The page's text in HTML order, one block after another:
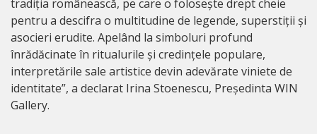
tradiția românească, pe care o folosește drept cheie
pentru a descifra o multitudine de legende, superstiții și
asocieri erudite. Apelând la simboluri profund
înrădăcinate în ritualurile și credințele populare,
interpretările sale artistice devin adevărate viniete de
identitate”, a declarat Irina Stoenescu, Președinta WIN
Gallery.